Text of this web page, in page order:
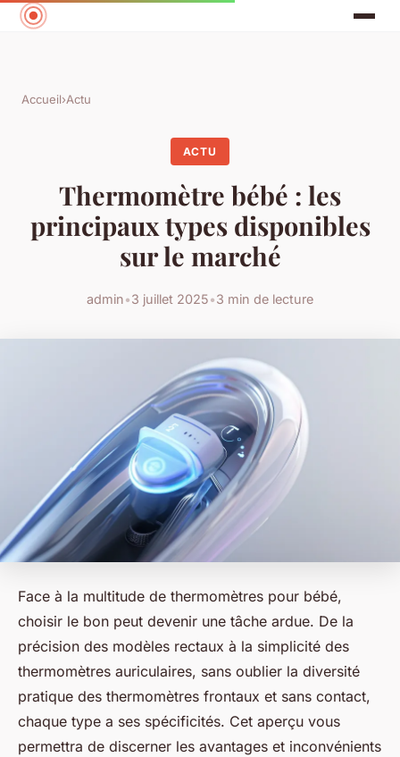
Accueil›Actu
ACTU
Thermomètre bébé : les
principaux types disponibles
sur le marché
admin•3 juillet 2025•3 min de lecture
Face à la multitude de thermomètres pour bébé,
choisir le bon peut devenir une tâche ardue. De la
précision des modèles rectaux à la simplicité des
thermomètres auriculaires, sans oublier la diversité
pratique des thermomètres frontaux et sans contact,
chaque type a ses spécificités. Cet aperçu vous
permettra de discerner les avantages et inconvénients